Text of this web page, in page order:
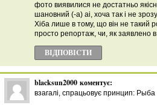
фото виявилися не достатньо
шановний (-а) ai, хоча так і не
Хіба лише в тому, що він не такий
просто репортаж, чи, як заявлено
ВІДПОВІCТИ
blacksun2000 коментує:
взагалі, спрацьовує принцип: